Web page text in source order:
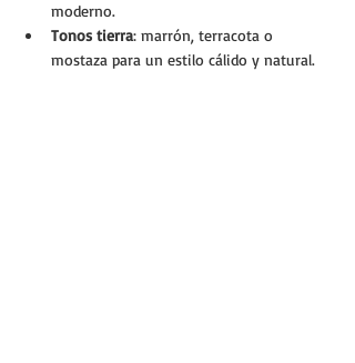
moderno.
Tonos tierra: marrón, terracota o
mostaza para un estilo cálido y natural.